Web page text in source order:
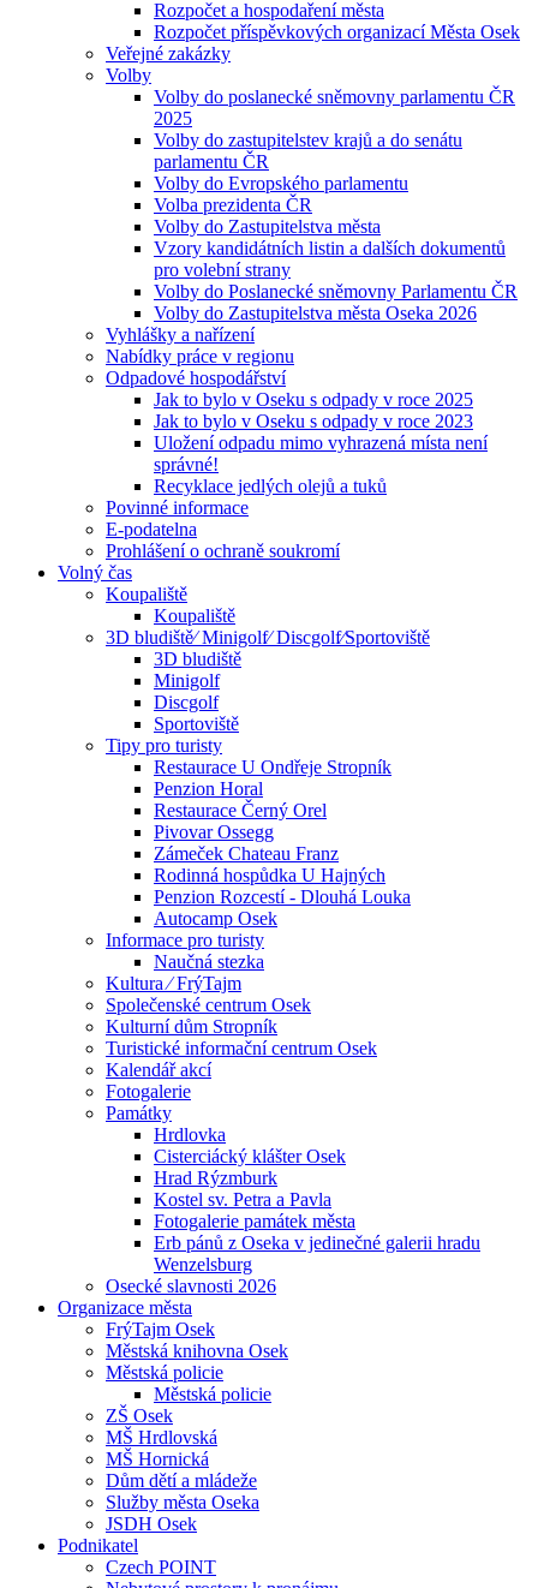
Rozpočet a hospodaření města
Rozpočet příspěvkových organizací Města Osek
Veřejné zakázky
Volby
Volby do poslanecké sněmovny parlamentu ČR
2025
Volby do zastupitelstev krajů a do senátu
parlamentu ČR
Volby do Evropského parlamentu
Volba prezidenta ČR
Volby do Zastupitelstva města
Vzory kandidátních listin a dalších dokumentů
pro volební strany
Volby do Poslanecké sněmovny Parlamentu ČR
Volby do Zastupitelstva města Oseka 2026
Vyhlášky a nařízení
Nabídky práce v regionu
Odpadové hospodářství
Jak to bylo v Oseku s odpady v roce 2025
Jak to bylo v Oseku s odpady v roce 2023
Uložení odpadu mimo vyhrazená místa není
správné!
Recyklace jedlých olejů a tuků
Povinné informace
E-podatelna
Prohlášení o ochraně soukromí
Volný čas
Koupaliště
Koupaliště
3D bludiště⁄ Minigolf⁄ Discgolf⁄Sportoviště
3D bludiště
Minigolf
Discgolf
Sportoviště
Tipy pro turisty
Restaurace U Ondřeje Stropník
Penzion Horal
Restaurace Černý Orel
Pivovar Ossegg
Zámeček Chateau Franz
Rodinná hospůdka U Hajných
Penzion Rozcestí - Dlouhá Louka
Autocamp Osek
Informace pro turisty
Naučná stezka
Kultura ⁄ FrýTajm
Společenské centrum Osek
Kulturní dům Stropník
Turistické informační centrum Osek
Kalendář akcí
Fotogalerie
Památky
Hrdlovka
Cisterciácký klášter Osek
Hrad Rýzmburk
Kostel sv. Petra a Pavla
Fotogalerie památek města
Erb pánů z Oseka v jedinečné galerii hradu
Wenzelsburg
Osecké slavnosti 2026
Organizace města
FrýTajm Osek
Městská knihovna Osek
Městská policie
Městská policie
ZŠ Osek
MŠ Hrdlovská
MŠ Hornická
Dům dětí a mládeže
Služby města Oseka
JSDH Osek
Podnikatel
Czech POINT